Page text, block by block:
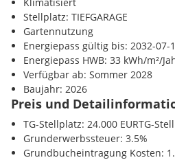
Viertel unterwww.graumannpark.at
Noch nichts gefunden? Wir
allen anderen.Legen Sie jetzt
Wir schicken Ihnen passende
https://boss-
Wir weisen darauf hin, dass
familiäres oder wirtschaftliches
Polizei <225m
Stellplatz: TIEFGARAGE
Gartennutzung
Energiepass gültig bis: 2032-07-
Energiepass HWB: 33 kWh/m²/
Verfügbar ab: Sommer 2028
Baujahr: 2026
Preis und
TG-Stellplatz: 24.000 EURTG-
Grunderwerbssteuer: 3.5%
Grundbucheintragung Kosten: